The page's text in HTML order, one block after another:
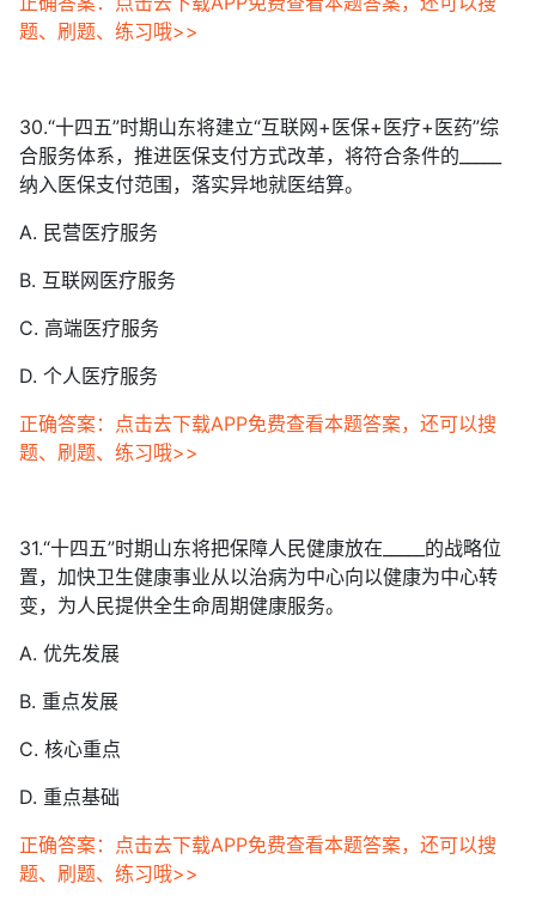
题、刷题、练习哦>>
30.“十四五”时期山东将建立“互联网+医保+医疗+医药”综
合服务体系，推进医保支付方式改革，将符合条件的_____
纳入医保支付范围，落实异地就医结算。
A. 民营医疗服务
B. 互联网医疗服务
C. 高端医疗服务
D. 个人医疗服务
正确答案：点击去下载APP免费查看本题答案，还可以搜
题、刷题、练习哦>>
31.“十四五”时期山东将把保障人民健康放在_____的战略位
置，加快卫生健康事业从以治病为中心向以健康为中心转
变，为人民提供全生命周期健康服务。
A. 优先发展
B. 重点发展
C. 核心重点
D. 重点基础
正确答案：点击去下载APP免费查看本题答案，还可以搜
题、刷题、练习哦>>